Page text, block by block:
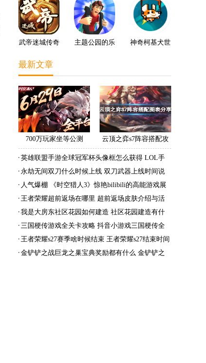
武帝迷城传奇
主题公园的乐
神奇柯基犬世
最新文章
700万玩家坐等公测
《时空猎人3》老玩家加
云顶之弈s7阵容搭配攻
略 s7最强阵容搭配组成
大全最新
英雄联盟手游全球冠军杯头像框怎么获得 LOL手
游2022全球冠军杯头像框领取活动
永劫无间双刀什么时候上线 双刀武器上线时间说
明与分享
人气爆棚 《时空猎人3》惊艳bilibili的高能游戏展
发布会
王者荣耀超前返场在哪里 超前返场皮肤介绍与活
动一览
我是大房东社区花园如何建造 社区花园建造有什
么条件
三国梗传游戏全关卡攻略 抖音小游戏三国梗传全
结局一览
王者荣耀s27赛季啥时候结束 王者荣耀s27结束时间
金铲铲之战巨龙之巢宝典奖励都有什么 金铲铲之